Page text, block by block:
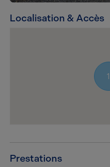
Localisation & Accès
1
Prestations